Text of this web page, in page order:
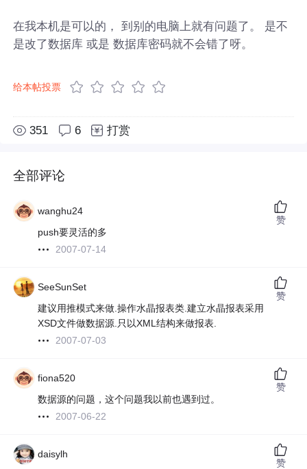
在我本机是可以的， 到别的电脑上就有问题了。 是不
是改了数据库 或是 数据库密码就不会错了呀。
给本帖投票
351 6 打赏
全部评论
wanghu24
push要灵活的多
2007-07-14
赞
SeeSunSet
建议用推模式来做.操作水晶报表类.建立水晶报表采用
XSD文件做数据源.只以XML结构来做报表.
2007-07-03
赞
fiona520
数据源的问题，这个问题我以前也遇到过。
2007-06-22
赞
daisylh
赞